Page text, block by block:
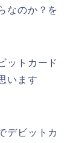
なのか？を
ットカード
います
デビットカ